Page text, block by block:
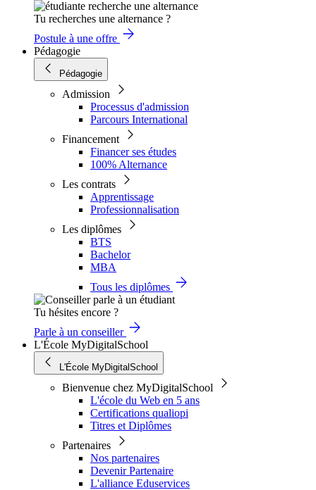
Tu recherches une alternance ?
Postule à une offre
Pédagogie
Pédagogie
Admission
Processus d'admission
Parcours International
Financement
Financer ses études
100% Alternance
Les contrats
Apprentissage
Professionnalisation
Les diplômes
BTS
Bachelor
MBA
Tous les diplômes
Tu hésites encore ?
Parle à un conseiller
L'École MyDigitalSchool
L'École MyDigitalSchool
Bienvenue chez MyDigitalSchool
L'école du Web en 5 ans
Certifications qualiopi
Titres et Diplômes
Partenaires
Nos partenaires
Devenir Partenaire
L'alliance Eduservices